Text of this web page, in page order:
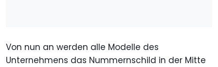
Von nun an werden alle Modelle des
Unternehmens das Nummernschild in der Mitte